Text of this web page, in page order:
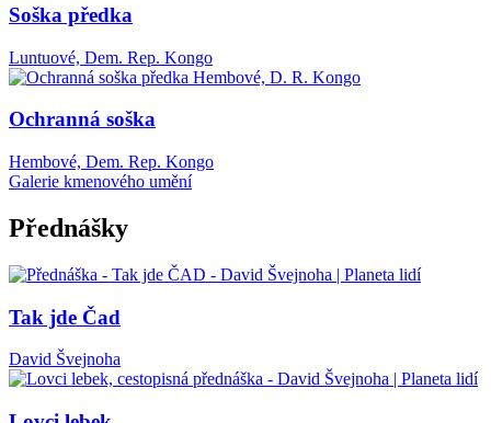
Soška předka
Luntuové, Dem. Rep. Kongo
Ochranná soška
Hembové, Dem. Rep. Kongo
Galerie kmenového umění
Přednášky
Tak jde Čad
David Švejnoha